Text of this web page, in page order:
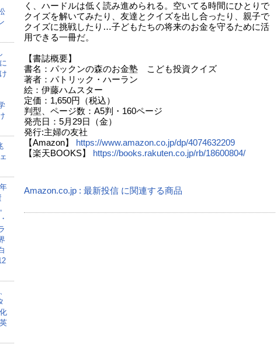
く、ハードルは低く読み進められる。空いてる時間にひとりで
クイズを解いてみたり、友達とクイズを出し合ったり、親子で
クイズに挑戦したり…子どもたちの将来のお金を守るために活
用できる一冊だ。
【書誌概要】
書名：パックンの森のお金塾 こども投資クイズ
著者：パトリック・ハーラン
絵：伊藤ハムスター
定価：1,650円（税込）
判型、ページ数：A5判・160ページ
発売日：5月29日（金）
発行:主婦の友社
【Amazon】
https://www.amazon.co.jp/dp/4074632209
【楽天BOOKS】
https://books.rakuten.co.jp/rb/18600804/
Amazon.co.jp : 最新投信 に関連する商品